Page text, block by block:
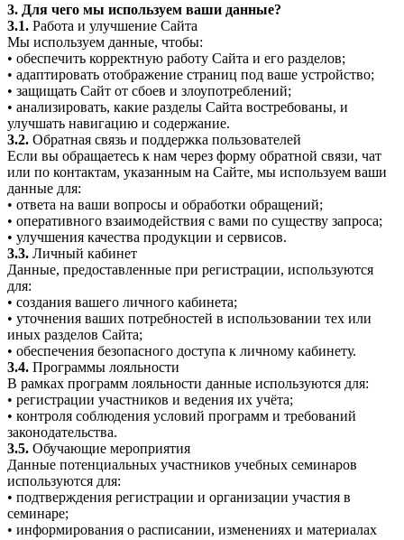
3. Для чего мы используем ваши данные?
3.1. Работа и улучшение Сайта
Мы используем данные, чтобы:
• обеспечить корректную работу Сайта и его разделов;
• адаптировать отображение страниц под ваше устройство;
• защищать Сайт от сбоев и злоупотреблений;
• анализировать, какие разделы Сайта востребованы, и
улучшать навигацию и содержание.
3.2. Обратная связь и поддержка пользователей
Если вы обращаетесь к нам через форму обратной связи, чат
или по контактам, указанным на Сайте, мы используем ваши
данные для:
• ответа на ваши вопросы и обработки обращений;
• оперативного взаимодействия с вами по существу запроса;
• улучшения качества продукции и сервисов.
3.3. Личный кабинет
Данные, предоставленные при регистрации, используются
для:
• создания вашего личного кабинета;
• уточнения ваших потребностей в использовании тех или
иных разделов Сайта;
• обеспечения безопасного доступа к личному кабинету.
3.4. Программы лояльности
В рамках программ лояльности данные используются для:
• регистрации участников и ведения их учёта;
• контроля соблюдения условий программ и требований
законодательства.
3.5. Обучающие мероприятия
Данные потенциальных участников учебных семинаров
используются для:
• подтверждения регистрации и организации участия в
семинаре;
• информирования о расписании, изменениях и материалах